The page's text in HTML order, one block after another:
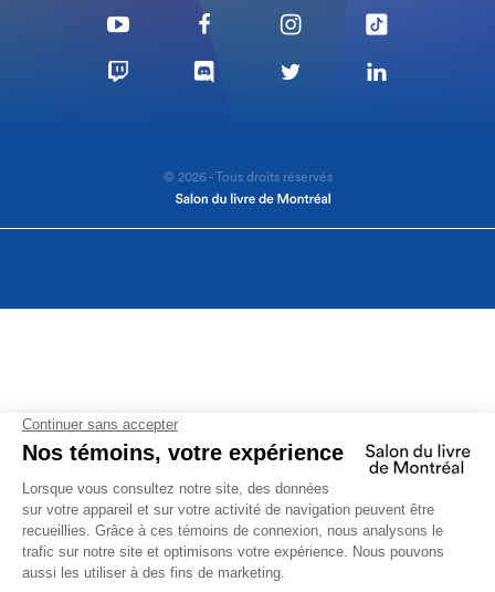
© 2026 - Tous droits réservés